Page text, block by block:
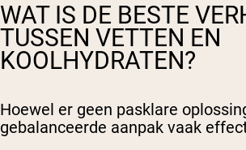
WAT IS DE BESTE
TUSSEN VETTEN EN
KOOLHYDRATEN?
Hoewel er geen pasklare
gebalanceerde aanpak vaak